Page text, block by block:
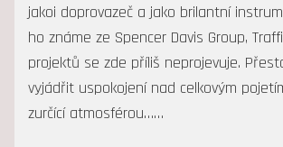
jakoi doprovazeč a jako brilantní
ho známe ze Spencer Davis Group,
projektů se zde příliš neprojevuje.
vyjádřit uspokojení nad celkovým
zurčící atmosférou……